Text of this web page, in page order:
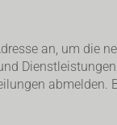
an, um die
abmelden.